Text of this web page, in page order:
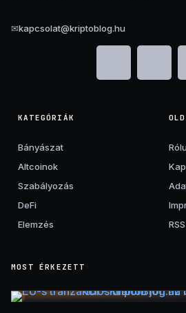
✉kapcsolat@kriptoblog.hu
KATEGÓRIÁK
Bányászat
Altcoinok
Szabályozás
DeFi
Elemzés
RSS
MOST ÉRKEZETT